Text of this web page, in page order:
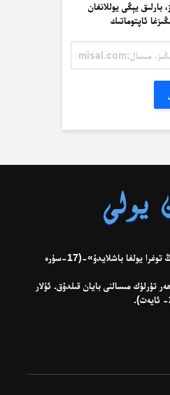
بارلىق يېڭى يوللانغان
ئاپتوماتىك
«شۈبھىسىزكى، بۇ قۇرئان ئەڭ توغرا يولغا باشلايدۇ»-(17-سۈرە
تۈرلۈك مىسالنى بايان قىلدۇق. ئۇلار